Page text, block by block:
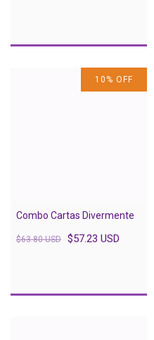
10 % OFF
Combo Cartas Divermente
$63.80 USD $57.23 USD